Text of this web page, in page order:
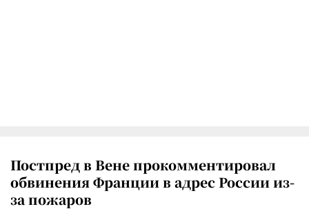
Постпред в Вене прокомментировал
обвинения Франции в адрес России из-
за пожаров